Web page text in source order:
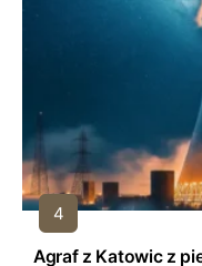
Agraf z Katowic z